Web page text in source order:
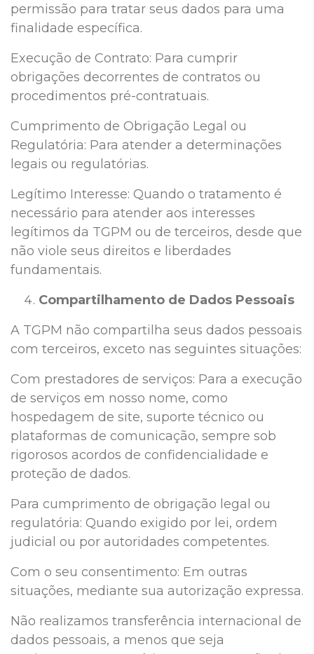
permissão para tratar seus dados para uma
finalidade específica.
Execução de Contrato: Para cumprir
obrigações decorrentes de contratos ou
procedimentos pré-contratuais.
Cumprimento de Obrigação Legal ou
Regulatória: Para atender a determinações
legais ou regulatórias.
Legítimo Interesse: Quando o tratamento é
necessário para atender aos interesses
legítimos da TGPM ou de terceiros, desde que
não viole seus direitos e liberdades
fundamentais.
Compartilhamento de Dados Pessoais
A TGPM não compartilha seus dados pessoais
com terceiros, exceto nas seguintes situações:
Com prestadores de serviços: Para a execução
de serviços em nosso nome, como
hospedagem de site, suporte técnico ou
plataformas de comunicação, sempre sob
rigorosos acordos de confidencialidade e
proteção de dados.
Para cumprimento de obrigação legal ou
regulatória: Quando exigido por lei, ordem
judicial ou por autoridades competentes.
Com o seu consentimento: Em outras
situações, mediante sua autorização expressa.
Não realizamos transferência internacional de
dados pessoais, a menos que seja